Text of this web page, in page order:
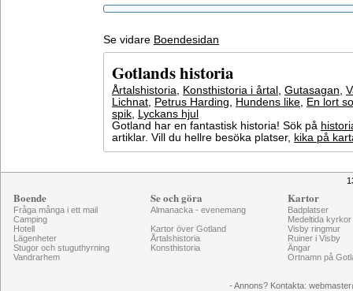
Se vidare Boendesidan
Gotlands historia
Årtalshistoria, Konsthistoria i årtal , Gutasagan,
Lichnat, Petrus Harding, Hundens like, En lort
spik, Lyckans hjul
Gotland har en fantastisk historia! Sök på
artiklar. Vill du hellre besöka platser, kika på
Boende
Fråga många i ett mail
Camping
Hotell
Lägenheter
Stugor och stuguthyrning
Vandrarhem
Se och göra
Almanacka - evenemang
Kartor över Gotland
Årtalshistoria
Konsthistoria
Kartor
Badplatser
Medeltida kyrkor
Visby ringmur
Ruiner i Visby
Ängar
Ortnamn på
- Annons? Kontakta: